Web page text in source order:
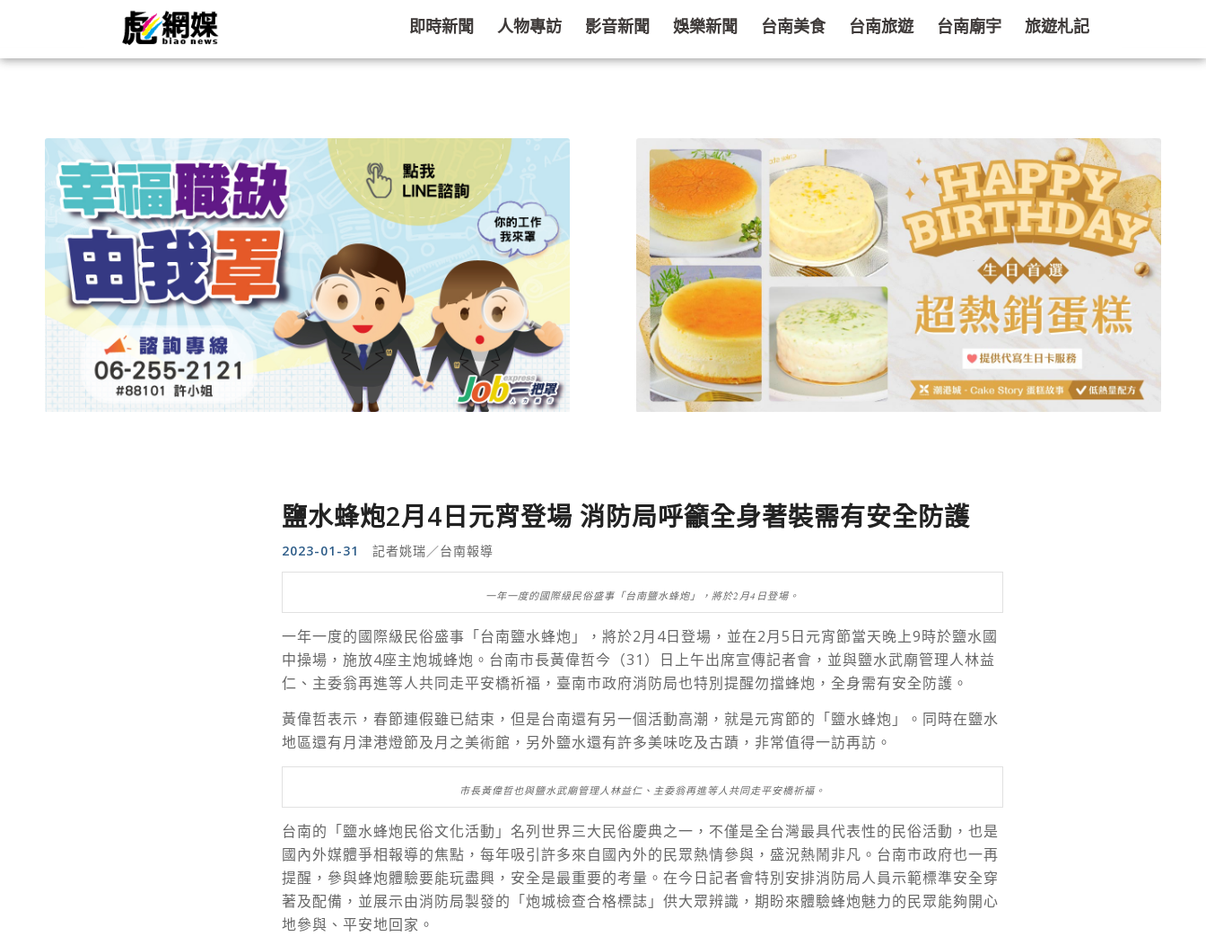
即時新聞 人物專訪 影音新聞 娛樂新聞 台南美食 台南旅遊 台南廟宇 旅遊札記
鹽水蜂炮2月4日元宵登場 消防局呼籲全身著裝需有安全防護
2023-01-31 記者姚瑞／台南報導
一年一度的國際級民俗盛事「台南鹽水蜂炮」，將於2月4日登場。
一年一度的國際級民俗盛事「台南鹽水蜂炮」，將於2月4日登場，並在2月5日元宵節當天晚上9時於鹽水國
中操場，施放4座主炮城蜂炮。台南市長黃偉哲今（31）日上午出席宣傳記者會，並與鹽水武廟管理人林益
仁、主委翁再進等人共同走平安橋祈福，臺南市政府消防局也特別提醒勿擋蜂炮，全身需有安全防護。
黃偉哲表示，春節連假雖已結束，但是台南還有另一個活動高潮，就是元宵節的「鹽水蜂炮」。同時在鹽水
地區還有月津港燈節及月之美術館，另外鹽水還有許多美味吃及古蹟，非常值得一訪再訪。
市長黃偉哲也與鹽水武廟管理人林益仁、主委翁再進等人共同走平安橋祈福。
台南的「鹽水蜂炮民俗文化活動」名列世界三大民俗慶典之一，不僅是全台灣最具代表性的民俗活動，也是
國內外媒體爭相報導的焦點，每年吸引許多來自國內外的民眾熱情參與，盛況熱鬧非凡。台南市政府也一再
提醒，參與蜂炮體驗要能玩盡興，安全是最重要的考量。在今日記者會特別安排消防局人員示範標準安全穿
著及配備，並展示由消防局製發的「炮城檢查合格標誌」供大眾辨識，期盼來體驗蜂炮魅力的民眾能夠開心
地參與、平安地回家。